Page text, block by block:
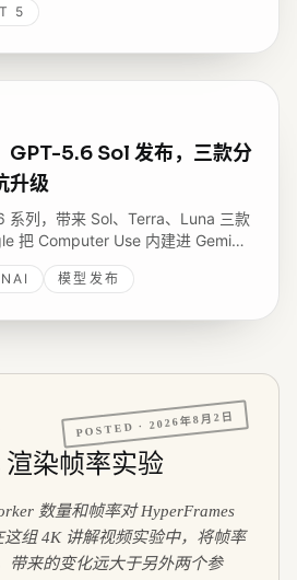
5
GPT-5.6 Sol 发布，三款分
升级
系列，带来 Sol、Terra、Luna 三款
把 Computer Use 内建进 Gemini
金融合规场景的 Agent 实战，
量在七个月里暴增数十倍。
模型发布
POSTED ·2026年8月2日
渲染帧率实验
数量和帧率对 HyperFrames
组 4K 讲解视频实验中，将帧率
带来的变化远大于另外两个参